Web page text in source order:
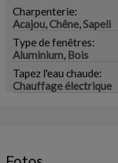
Charpenterie:
Acajou, Chêne, Sapeli
Type de fenêtres:
Aluminium, Bois
Tapez l'eau chaude:
Chauffage électrique